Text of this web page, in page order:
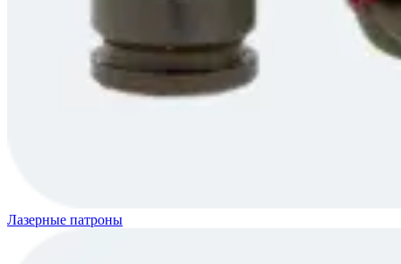
Лазерные патроны